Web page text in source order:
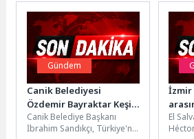
Gündem
Canik Belediyesi
Özdemir Bayraktar Keşif
Kampüsü Hayran
Bırakıyor
Canik Belediye Başkanı
İbrahim Sandıkçı, Türkiye'nin
İzmir
El